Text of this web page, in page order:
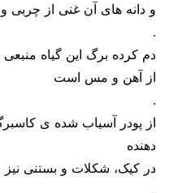
و دانه های آن غنی از چربی
.
دم کرده برگ این گیاه
از آهن و مس است
.
از پودر آسیاب شده ی
دهنده
در کیک، شکلات و بستنی نیز